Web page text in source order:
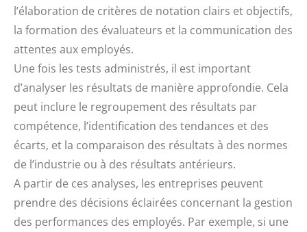
l’élaboration de critères de notation clairs et objectifs,
la formation des évaluateurs et la communication des
attentes aux employés.
Une fois les tests administrés, il est important
d’analyser les résultats de manière approfondie. Cela
peut inclure le regroupement des résultats par
compétence, l’identification des tendances et des
écarts, et la comparaison des résultats à des normes
de l’industrie ou à des résultats antérieurs.
A partir de ces analyses, les entreprises peuvent
prendre des décisions éclairées concernant la gestion
des performances des employés. Par exemple, si une